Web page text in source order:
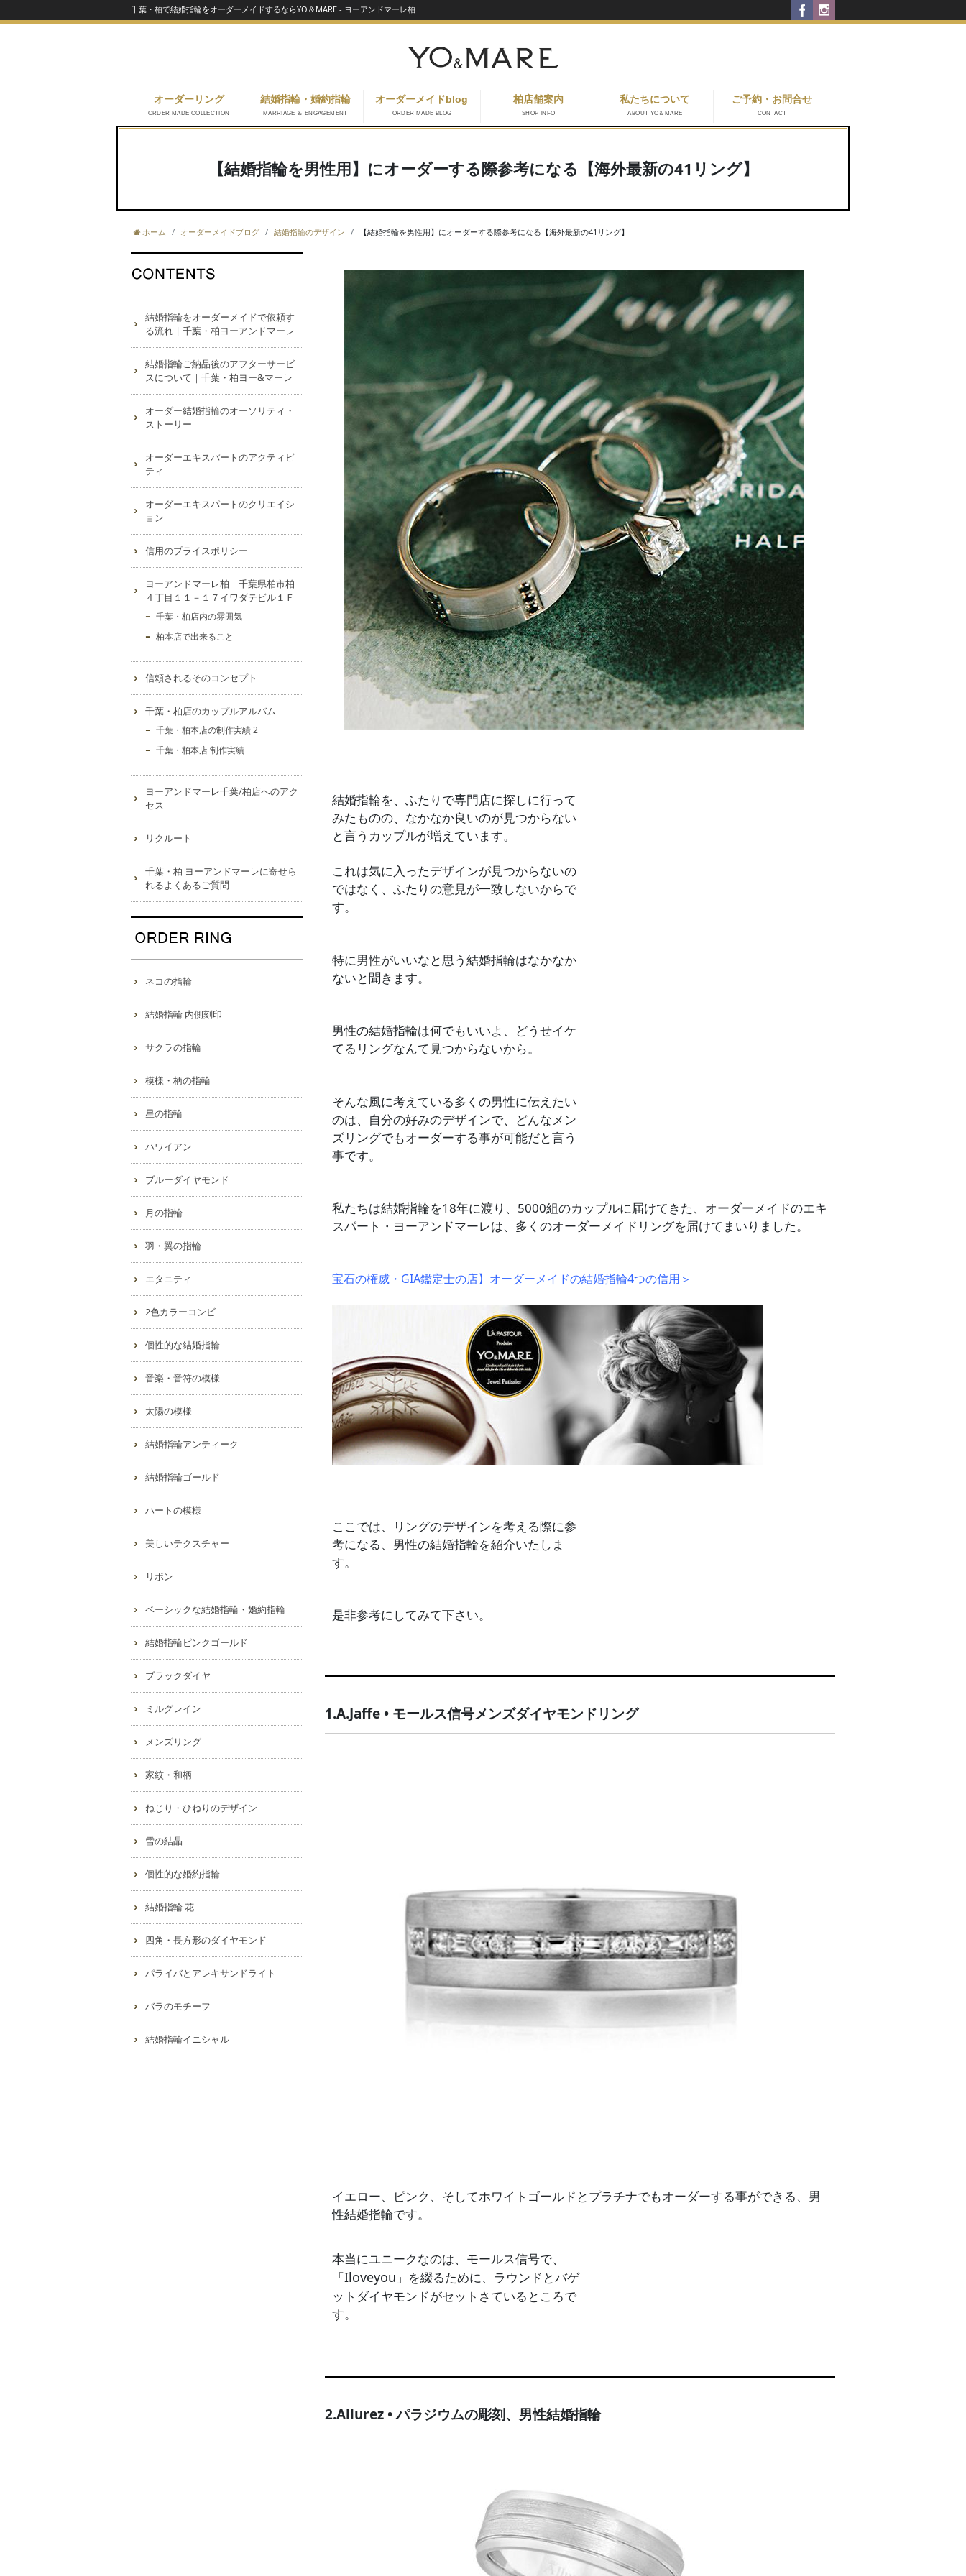
千葉・柏で結婚指輪をオーダーメイドするならYO＆MARE - ヨーアンドマーレ柏
オーダーリング
ORDER MADE COLLECTION
結婚指輪・婚約指輪
MARRIAGE ＆ ENGAGEMENT
オーダーメイドblog
ORDER MADE BLOG
柏店舗案内
SHOP INFO
私たちについて
ABOUT YO＆MARE
ご予約・お問合せ
CONTACT
【結婚指輪を男性用】にオーダーする際参考になる【海外最新の41リング】
ホーム オーダーメイドブログ 結婚指輪のデザイン 【結婚指輪を男性用】にオーダーする際参考になる【海外最新の41リング】
結婚指輪を、ふたりで専門店に探しに行って
みたものの、なかなか良いのが見つからない
と言うカップルが増えています。
これは気に入ったデザインが見つからないの
ではなく、ふたりの意見が一致しないからで
す。
特に男性がいいなと思う結婚指輪はなかなか
ないと聞きます。
男性の結婚指輪は何でもいいよ、どうせイケ
てるリングなんて見つからないから。
そんな風に考えている多くの男性に伝えたい
のは、自分の好みのデザインで、どんなメン
ズリングでもオーダーする事が可能だと言う
事です。
私たちは結婚指輪を18年に渡り、5000組のカップルに届けてきた、オーダーメイドのエキ
スパート・ヨーアンドマーレは、多くのオーダーメイドリングを届けてまいりました。
宝石の権威・GIA鑑定士の店】オーダーメイドの結婚指輪4つの信用＞
ここでは、リングのデザインを考える際に参
考になる、男性の結婚指輪を紹介いたしま
す。
是非参考にしてみて下さい。
1.A.Jaffe • モールス信号メンズダイヤモンドリング
イエロー、ピンク、そしてホワイトゴールド とプラチナでもオーダーする事ができる、男
性結婚指輪です。
本当にユニークなのは、モールス信号で、
「Iloveyou 」を綴るために、ラウンドとバゲ
ットダイヤモンドがセットさているところで
す。
2.Allurez • パラジウムの彫刻、男性結婚指輪
結婚指輪をオーダーメイドで依頼す
る流れ | 千葉・柏ヨーアンドマーレ
結婚指輪ご納品後のアフターサービ
スについて｜千葉・柏ヨー&マーレ
オーダー結婚指輪のオーソリティ・
ストーリー
オーダーエキスパートのアクティビ
ティ
オーダーエキスパートのクリエイシ
ョン
信用のプライスポリシー
ヨーアンドマーレ柏｜千葉県柏市柏
４丁目１１－１７イワダテビル１Ｆ
千葉・柏店内の雰囲気
柏本店で出来ること
信頼されるそのコンセプト
千葉・柏店のカップルアルバム
千葉・柏本店の制作実績 2
千葉・柏本店 制作実績
ヨーアンドマーレ千葉/柏店へのアク
セス
リクルート
千葉・柏 ヨーアンドマーレに寄せら
れるよくあるご質問
ネコの指輪
結婚指輪 内側刻印
サクラの指輪
模様・柄の指輪
星の指輪
ハワイアン
ブルーダイヤモンド
月の指輪
羽・翼の指輪
エタニティ
2色カラーコンビ
個性的な結婚指輪
音楽・音符の模様
太陽の模様
結婚指輪アンティーク
結婚指輪ゴールド
ハートの模様
美しいテクスチャー
リボン
ベーシックな結婚指輪・婚約指輪
結婚指輪ピンクゴールド
ブラックダイヤ
ミルグレイン
メンズリング
家紋・和柄
ねじり・ひねりのデザイン
雪の結晶
個性的な婚約指輪
結婚指輪 花
四角・長方形のダイヤモンド
パライバとアレキサンドライト
バラのモチーフ
結婚指輪イニシャル